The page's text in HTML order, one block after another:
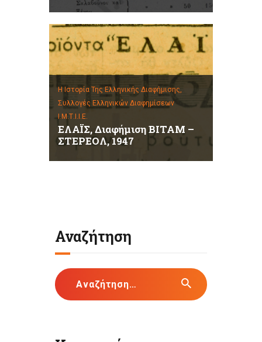
Η Ιστορία Της Ελληνικής Διαφήμισης,
Συλλογές Ελληνικών Διαφημίσεων
Ι.Μ.Τ.Ι.Ι.Ε.
ΕΛΑΪΣ, Διαφήμιση ΒΙΤΑΜ –
ΣΤΕΡΕΟΛ, 1947
Αναζήτηση
Αναζήτηση
για: